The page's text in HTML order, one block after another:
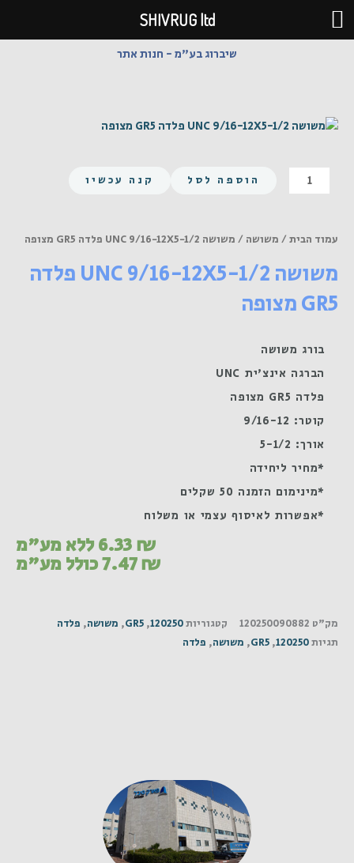
דילוג
לתוכן
שיברוג בע"מ - חנות אתר
כמות
של
12X5-
פלדה
מצופה
הוספה לסל קנה עכשיו
עמוד הבית/ משושה / משושה UNC 9/16-12X5-1/2 פלדה GR5 מצופה
משושה UNC 9/16-12X5-1/2 פלדה
GR5 מצופה
בורג משושה
הברגה אינצ'ית UNC
פלדה GR5 מצופה
קוטר: 9/16-12
אורך: 5-1/2
*מחיר ליחידה
*מינימום הזמנה 50 שקלים
*אפשרות לאיסוף עצמי או משלוח
6.33₪ ללא מע"מ
7.47₪ כולל מע"מ
מק"ט 120250090882 קטגוריות120250
,
GR5
, משושה, פלדה
תגיות120250
,
GR5
, משושה, פלדה
SHIVRUG ltd